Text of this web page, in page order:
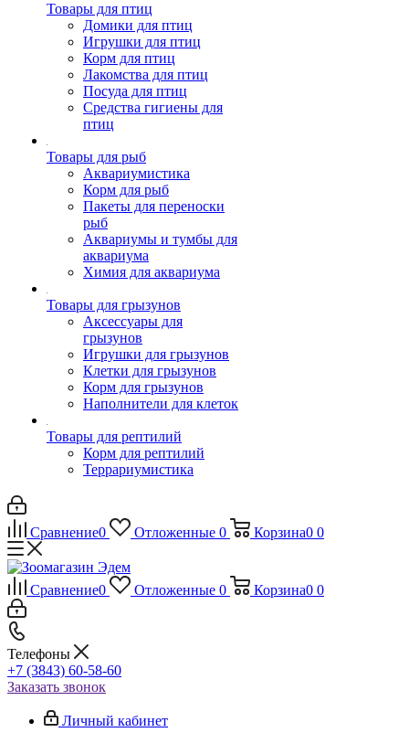
Товары для птиц
Домики для птиц
Игрушки для птиц
Корм для птиц
Лакомства для птиц
Посуда для птиц
Средства гигиены для
птиц
Товары для рыб
Аквариумистика
Корм для рыб
Пакеты для переноски
рыб
Аквариумы и тумбы для
аквариума
Химия для аквариума
Товары для грызунов
Аксессуары для
грызунов
Игрушки для грызунов
Клетки для грызунов
Корм для грызунов
Наполнители для клеток
Товары для рептилий
Корм для рептилий
Террариумистика
Сравнение0 Отложенные 0 Корзина0 0
Сравнение0 Отложенные 0 Корзина0 0
Телефоны
+7 (3843) 60-58-60
Заказать звонок
Личный кабинет